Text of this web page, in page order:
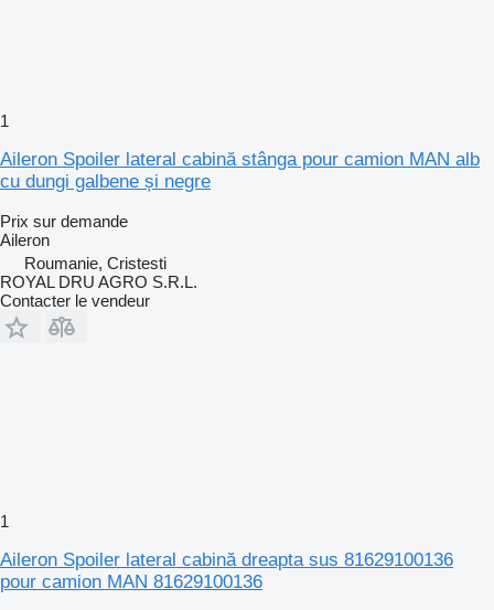
1
Aileron Spoiler lateral cabină stânga pour camion MAN alb
cu dungi galbene și negre
Prix sur demande
Aileron
Roumanie, Cristesti
ROYAL DRU AGRO S.R.L.
Contacter le vendeur
1
Aileron Spoiler lateral cabină dreapta sus 81629100136
pour camion MAN 81629100136